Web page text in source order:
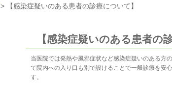
> 【感染症疑いのある患者の診療について】
【感染症疑いのある患者の
当医院では発熱や風邪症状など感染症疑いのある方
て院内への入り口も別で設けることで一般診療を安
す。